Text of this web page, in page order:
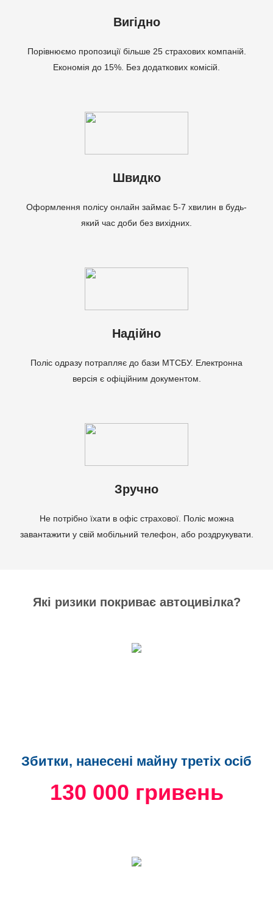
Вигідно
Порівнюємо пропозиції більше 25 страхових компаній.
Економія до 15%. Без додаткових комісій.
Швидко
Оформлення полісу онлайн займає 5-7 хвилин в будь-
який час доби без вихідних.
Надійно
Поліс одразу потрапляє до бази МТСБУ. Електронна
версія є офіційним документом.
Зручно
Не потрібно їхати в офіс страхової. Поліс можна
завантажити у свій мобільний телефон, або роздрукувати.
Які ризики покриває автоцивілка?
Збитки, нанесені майну третіх осіб
130 000 гривень